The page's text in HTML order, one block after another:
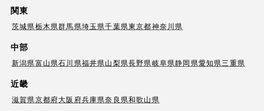
関東
茨城県栃木県群馬県埼玉県千葉県東京都神奈川県
中部
新潟県富山県石川県福井県山梨県長野県岐阜県静岡県愛知県三重県
近畿
滋賀県京都府大阪府兵庫県奈良県和歌山県